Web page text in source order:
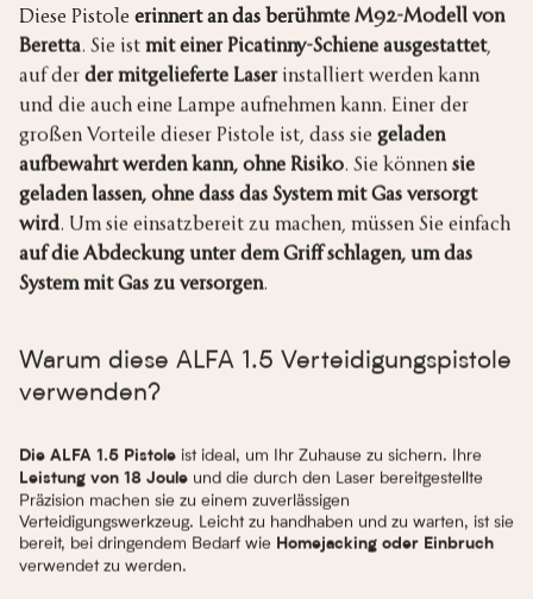
Diese Pistole erinnert an das berühmte M92-Modell von
Beretta. Sie istmit einer Picatinny-Schiene ausgestattet,
auf derder mitgelieferte Laserinstalliert werden kann
und die auch eine Lampe aufnehmen kann. Einer der
großen Vorteile dieser Pistole ist, dass sie geladen
aufbewahrt werden kann, ohne Risiko. Sie könnensie
geladen lassen, ohne dass das System mit Gas versorgt
wird. Um sie einsatzbereit zu machen, müssen Sie einfach
auf die Abdeckung unter dem Griff schlagen, um das
System mit Gas zu versorgen.
Warum diese ALFA 1.5 Verteidigungspistole
verwenden?
Die ALFA 1.5 Pistole ist ideal, um Ihr Zuhause zu sichern. Ihre
Leistung von 18 Joule und die durch den Laser bereitgestellte
Präzision machen sie zu einem zuverlässigen
Verteidigungswerkzeug. Leicht zu handhaben und zu warten, ist sie
bereit, bei dringendem Bedarf wie Homejacking oder Einbruch
verwendet zu werden.